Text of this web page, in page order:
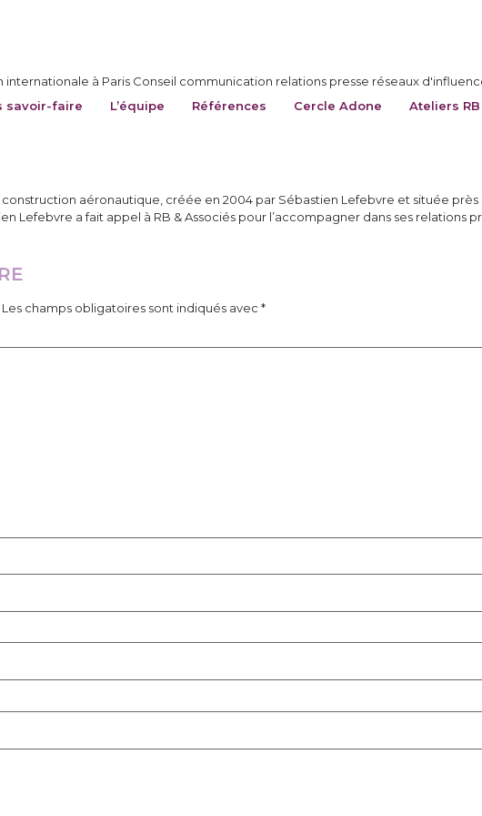
internationale à Paris Conseil communication relations presse réseaux
savoir-faire L’équipe Références Cercle Adone Ateliers RB
aéronautique, créée en 2004 par Sébastien Lefebvre et située
Lefebvre a fait appel à RB & Associés pour l’accompagner dans ses relations
Les champs obligatoires sont indiqués avec *